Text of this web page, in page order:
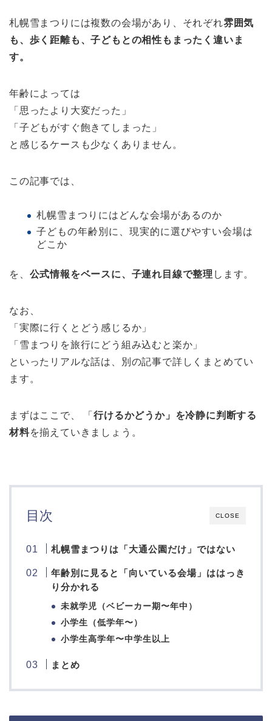
札幌雪まつりには複数の会場があり、それぞれ雰囲気
も、歩く距離も、子どもとの相性もまったく違いま
す。
年齢によっては
「思ったより大変だった」
「子どもがすぐ飽きてしまった」
と感じるケースも少なくありません。
この記事では、
札幌雪まつりにはどんな会場があるのか
子どもの年齢別に、現実的に選びやすい会場は
どこか
を、 公式情報をベースに、子連れ目線で整理 します。
なお、
「実際に行くとどう感じるか」
「雪まつりを旅行にどう組み込むと楽か」
といったリアルな話は、別の記事で詳しくまとめてい
ます。
まずはここで、 「行けるかどうか」を冷静に判断する
材料を揃えていきましょう。
CLOSE
目次
札幌雪まつりは「大通公園だけ」ではない
年齢別に見ると「向いている会場」ははっき
り分かれる
未就学児（ベビーカー期〜年中）
小学生（低学年〜）
小学生高学年〜中学生以上
まとめ